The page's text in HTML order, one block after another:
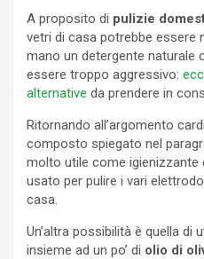
A proposito di pulizie
vetri di casa potrebbe essere
mano un detergente naturale
essere troppo aggressivo:
alternative da prendere in
Ritornando all’argomento
composto spiegato nel
molto utile come igienizzante
usato per pulire i vari
casa.
Un’altra possibilità è quella di
insieme ad un po’ di olio di